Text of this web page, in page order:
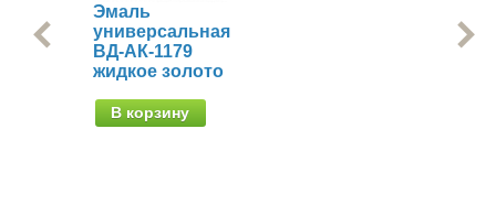
Эмаль
универсальная
ВД-АК-1179
жидкое золото
В корзину